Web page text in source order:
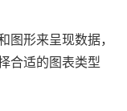
形来呈现数据，
合适的图表类型